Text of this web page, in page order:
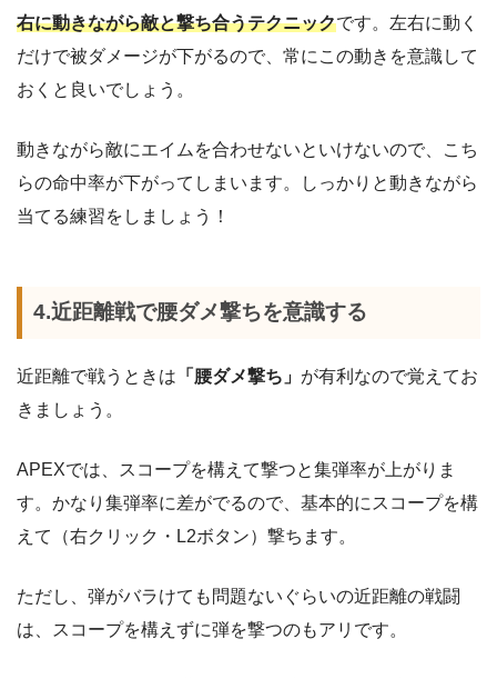
右に動きながら敵と撃ち合うテクニックです。左右に動く
だけで被ダメージが下がるので、常にこの動きを意識して
おくと良いでしょう。
動きながら敵にエイムを合わせないといけないので、こち
らの命中率が下がってしまいます。しっかりと動きながら
当てる練習をしましょう！
4.近距離戦で腰ダメ撃ちを意識する
近距離で戦うときは 「腰ダメ撃ち」 が有利なので覚えてお
きましょう。
APEXでは、スコープを構えて撃つと集弾率が上がりま
す。かなり集弾率に差がでるので、基本的にスコープを構
えて（右クリック・L2ボタン）撃ちます。
ただし、弾がバラけても問題ないぐらいの近距離の戦闘
は、スコープを構えずに弾を撃つのもアリです。